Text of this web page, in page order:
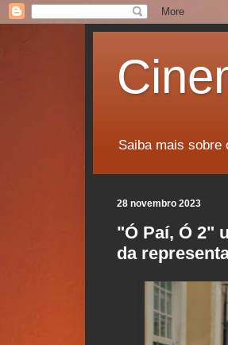
Saiba mais sobre
28 novembro 2023
"Ó Paí, Ó 2"
da